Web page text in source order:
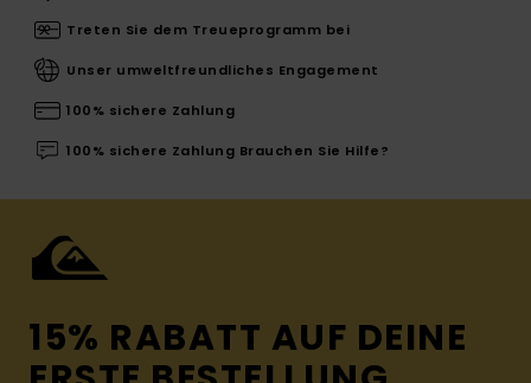
Treten Sie dem Treueprogramm bei
Unser umweltfreundliches Engagement
100% sichere Zahlung
100% sichere Zahlung Brauchen Sie Hilfe?
15% RABATT AUF DEINE